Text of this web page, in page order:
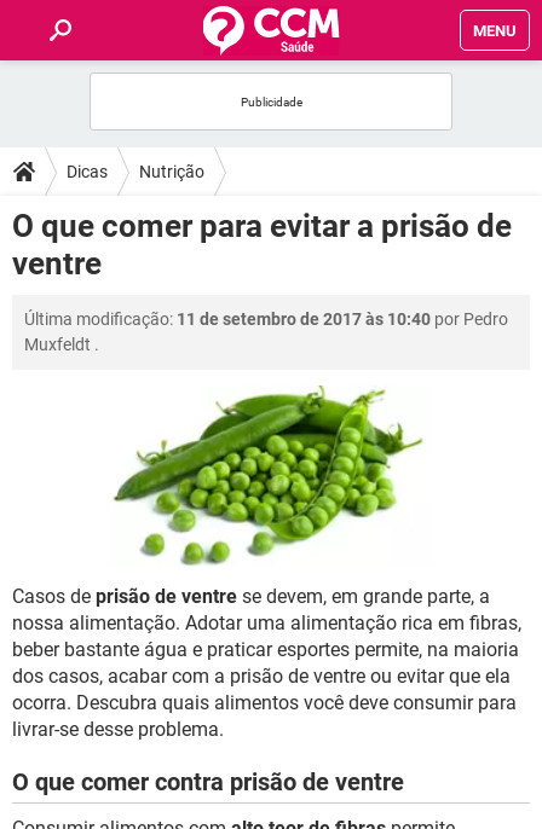
MENU
FÓRUM
SAÚDE
FAMÍLIA
NUTRIÇÃO
Dicas Nutrição
O que comer para evitar a prisão de
ventre
Última modificação: 11 de setembro de 2017 às 10:40 por Pedro
Muxfeldt .
Casos de prisão de ventre se devem, em grande parte, a
nossa alimentação. Adotar uma alimentação rica em fibras,
beber bastante água e praticar esportes permite, na maioria
dos casos, acabar com a prisão de ventre ou evitar que ela
ocorra. Descubra quais alimentos você deve consumir para
livrar-se desse problema.
O que comer contra prisão de ventre